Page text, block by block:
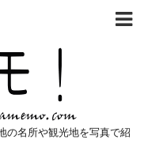
名所や観光地を写真で紹